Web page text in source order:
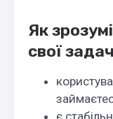
Як
свої